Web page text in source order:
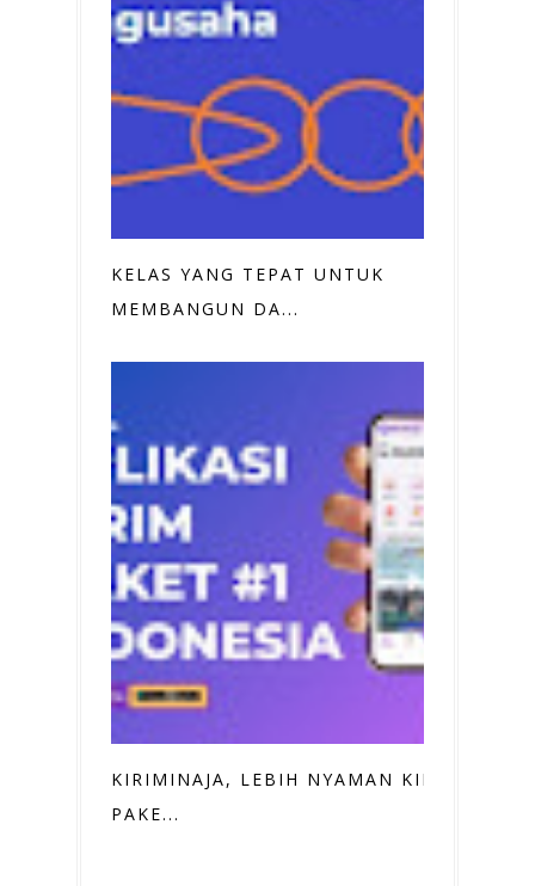
KELAS YANG TEPAT UNTUK
MEMBANGUN DA...
KIRIMINAJA, LEBIH NYAMAN KIRIM
PAKE...